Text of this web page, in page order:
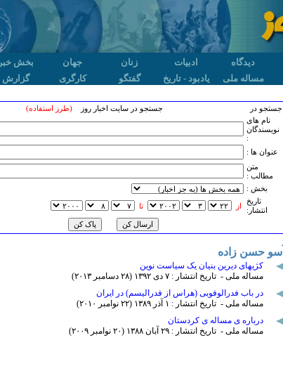
دیدگاه ادبیات زنان جهان بخش خبر
مساله ملی یادبود - تاریخ گفتگو کارگری گزارش
جستجو در جستجو در سایت اخبار روز(طرز استفاده)
نام های
نویسندگان
:
عنوان ها :
متن
مطالب :
بخش :
تاريخ
انتشار:
از تا
آسو حسن زاده
کژیهای دیرین بنیان یک سیاست نوین
مساله ملی - تاریخ انتشار : ۷ دی ۱٣۹۲ (۲٨ دسامبر ۲۰۱٣)
در باب فدرالوفوبی (هراس از فدرالیسم) در ایران
مساله ملی - تاریخ انتشار : ۱ آذر ۱٣٨۹ (۲۲ نوامبر ۲۰۱۰)
درباره ی مساله ی کردستان
مساله ملی - تاریخ انتشار : ۲۹ آبان ۱٣٨٨ (۲۰ نوامبر ۲۰۰۹)